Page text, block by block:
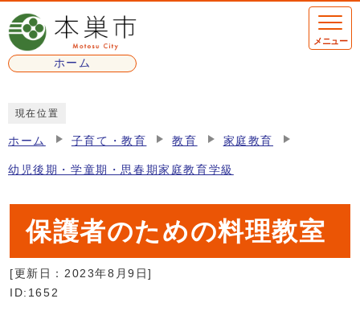
ページの先頭です
ホーム
メニュー
現在位置
ホーム 子育て・教育 教育 家庭教育
幼児後期・学童期・思春期家庭教育学級
保護者のための料理教室
[更新日： 2023年8月9日]
ID:1652